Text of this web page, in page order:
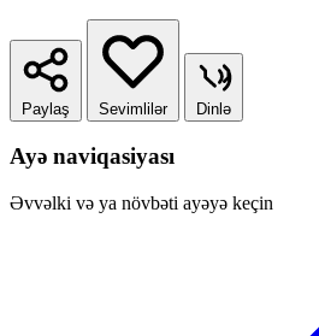
Paylaş Sevimlilər Dinlə
Ayə naviqasiyası
Əvvəlki və ya növbəti ayəyə keçin